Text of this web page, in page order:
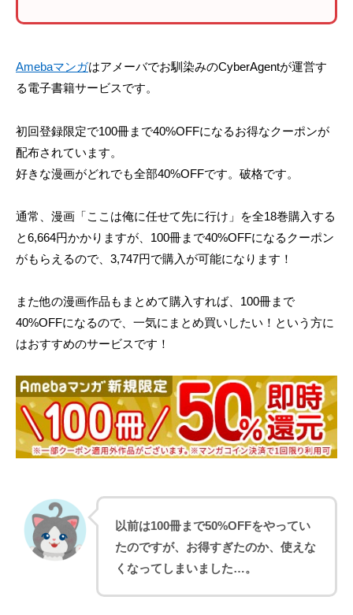
Amebaマンガはアメーバでお馴染みのCyberAgentが運営す
る電子書籍サービスです。
初回登録限定で100冊まで40%OFFになるお得なクーポンが
配布されています。
好きな漫画がどれでも全部40%OFFです。破格です。
通常、漫画「ここは俺に任せて先に行け」を全18巻購入する
と6,664円かかりますが、100冊まで40%OFFになるクーポン
がもらえるので、3,747円で購入が可能になります！
また他の漫画作品もまとめて購入すれば、100冊まで
40%OFFになるので、一気にまとめ買いしたい！という方に
はおすすめのサービスです！
以前は100冊まで50%OFFをやってい
たのですが、お得すぎたのか、使えな
くなってしまいました…。